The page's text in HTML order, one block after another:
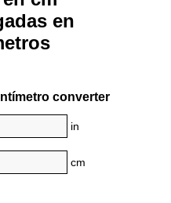
en
converter
in
cm